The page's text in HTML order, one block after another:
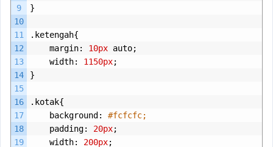
9
10
11
12
13
14
15
16
17
18
19
}
. ketengah{
margin: 10px auto;
width: 1150px;
}
. kotak{
background :
#fcfcfc;
padding: 20px;
width: 200px;